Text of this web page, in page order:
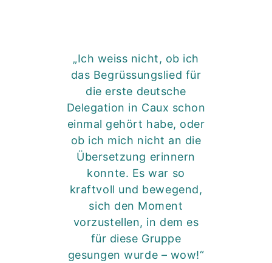
„Ich weiss nicht, ob ich
das Begrüssungslied für
die erste deutsche
Delegation in Caux schon
einmal gehört habe, oder
ob ich mich nicht an die
Übersetzung erinnern
konnte. Es war so
kraftvoll und bewegend,
sich den Moment
vorzustellen, in dem es
für diese Gruppe
gesungen wurde – wow!“